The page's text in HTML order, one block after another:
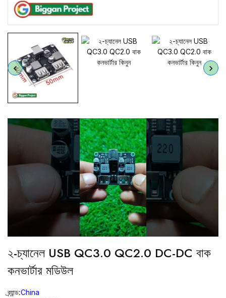
২-চ্যানেল USB QC3.0 QC2.0 DC-DC বাক
কনভার্টার মডিউল
ব্র্যান্ড:China